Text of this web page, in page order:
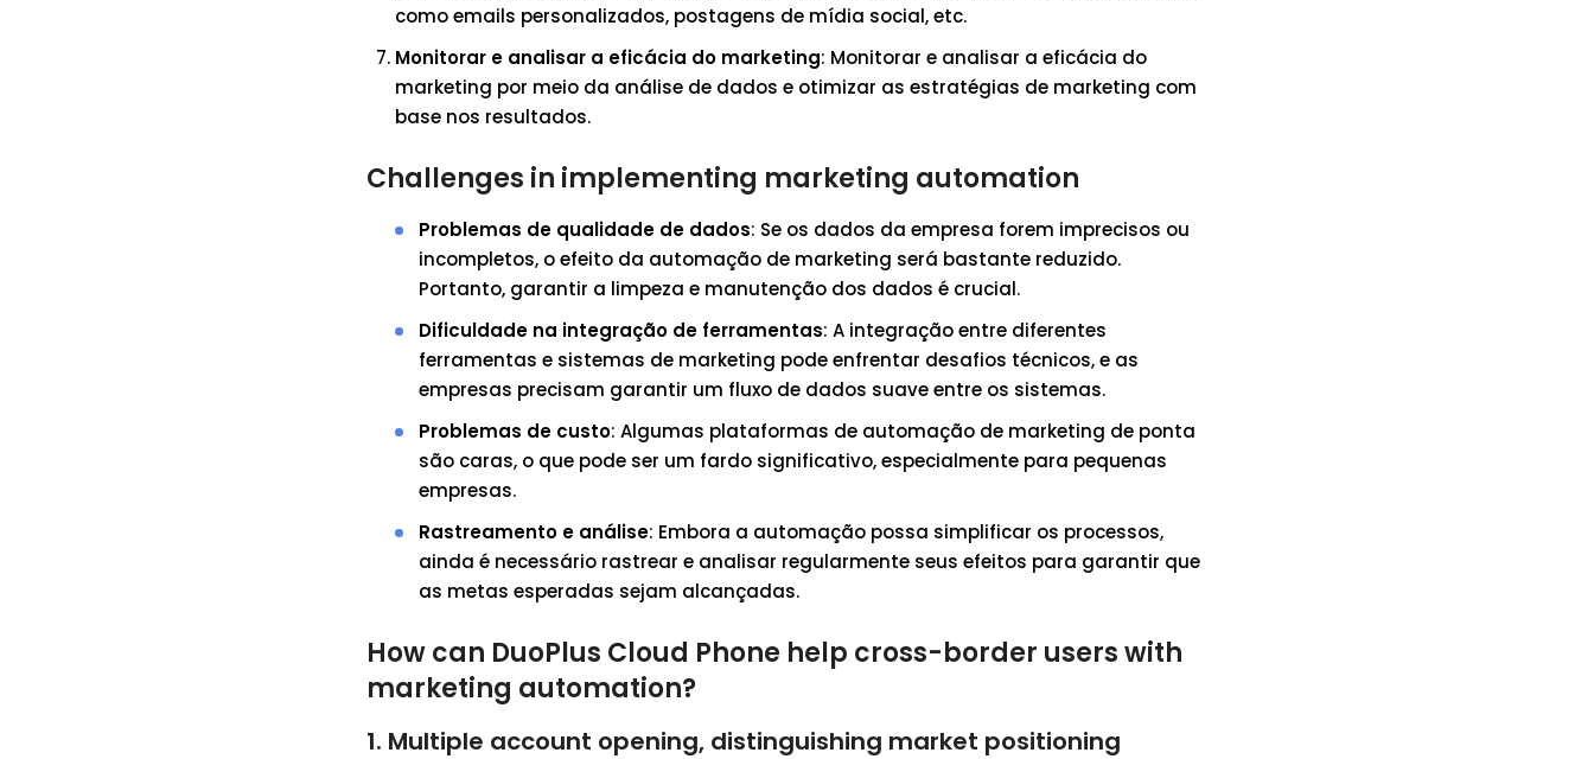
como emails personalizados, postagens de mídia social, etc.
Monitorar e analisar a eficácia do marketing: Monitorar e analisar a eficácia do
marketing por meio da análise de dados e otimizar as estratégias de marketing com
base nos resultados.
Challenges in implementing marketing automation
Problemas de qualidade de dados: Se os dados da empresa forem imprecisos ou
incompletos, o efeito da automação de marketing será bastante reduzido.
Portanto, garantir a limpeza e manutenção dos dados é crucial.
Dificuldade na integração de ferramentas: A integração entre diferentes
ferramentas e sistemas de marketing pode enfrentar desafios técnicos, e as
empresas precisam garantir um fluxo de dados suave entre os sistemas.
Problemas de custo: Algumas plataformas de automação de marketing de ponta
são caras, o que pode ser um fardo significativo, especialmente para pequenas
empresas.
Rastreamento e análise: Embora a automação possa simplificar os processos,
ainda é necessário rastrear e analisar regularmente seus efeitos para garantir que
as metas esperadas sejam alcançadas.
How can DuoPlus Cloud Phone help cross-border users with
marketing automation?
1. Multiple account opening, distinguishing market positioning